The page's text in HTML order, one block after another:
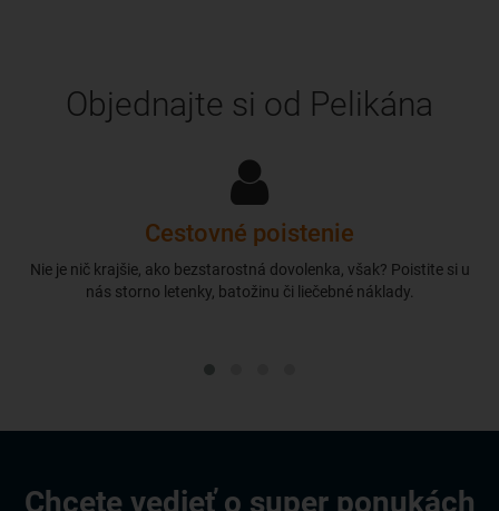
Objednajte si od Pelikána
Cestovné poistenie
Nie je nič krajšie, ako bezstarostná dovolenka, však? Poistite si u
nás storno letenky, batožinu či liečebné náklady.
Chcete vedieť o super ponukách